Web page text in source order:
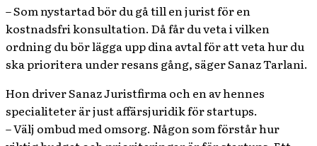
– Som nystartad bör du gå till en jurist för en
kostnadsfri konsultation. Då får du veta i vilken
ordning du bör lägga upp dina avtal för att veta hur du
ska prioritera under resans gång, säger Sanaz Tarlani.
Hon driver Sanaz Juristfirma och en av hennes
specialiteter är just affärsjuridik för startups.
– Välj ombud med omsorg. Någon som förstår hur